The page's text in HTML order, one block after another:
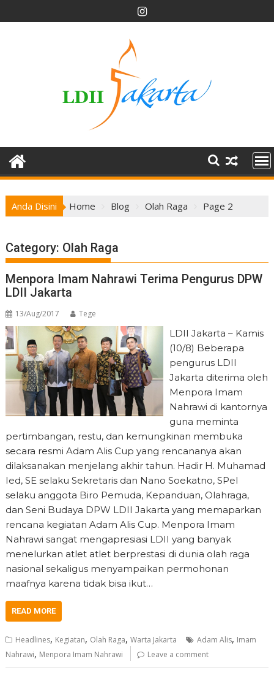
to
Anda Disini Home Blog Olah Raga Page 2
Category: Olah Raga
Menpora Imam Nahrawi Terima Pengurus DPW
LDII Jakarta
13/Aug/2017 Tege
LDII Jakarta – Kamis
(10/8) Beberapa
pengurus LDII
Jakarta diterima oleh
Menpora Imam
Nahrawi di kantornya
guna meminta
pertimbangan, restu, dan kemungkinan membuka
secara resmi Adam Alis Cup yang rencananya akan
dilaksanakan menjelang akhir tahun. Hadir H. Muhamad
Ied, SE selaku Sekretaris dan Nano Soekatno, SPel
selaku anggota Biro Pemuda, Kepanduan, Olahraga,
dan Seni Budaya DPW LDII Jakarta yang memaparkan
rencana kegiatan Adam Alis Cup. Menpora Imam
Nahrawi sangat mengapresiasi LDII yang banyak
menelurkan atlet atlet berprestasi di dunia olah raga
nasional sekaligus menyampaikan permohonan
maafnya karena tidak bisa ikut…
READ MORE
Headlines, Kegiatan, Olah Raga,Warta Jakarta Adam Alis, Imam
Nahrawi, Menpora Imam Nahrawi Leave a comment